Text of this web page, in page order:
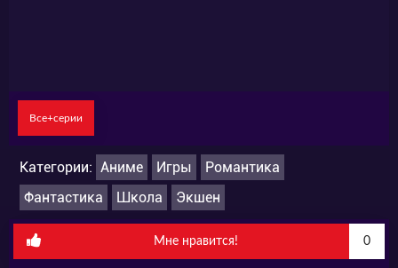
Все+серии
Категории: Аниме Игры
Романтика
Фантастика
Школа Экшен
Мне нравится! 0